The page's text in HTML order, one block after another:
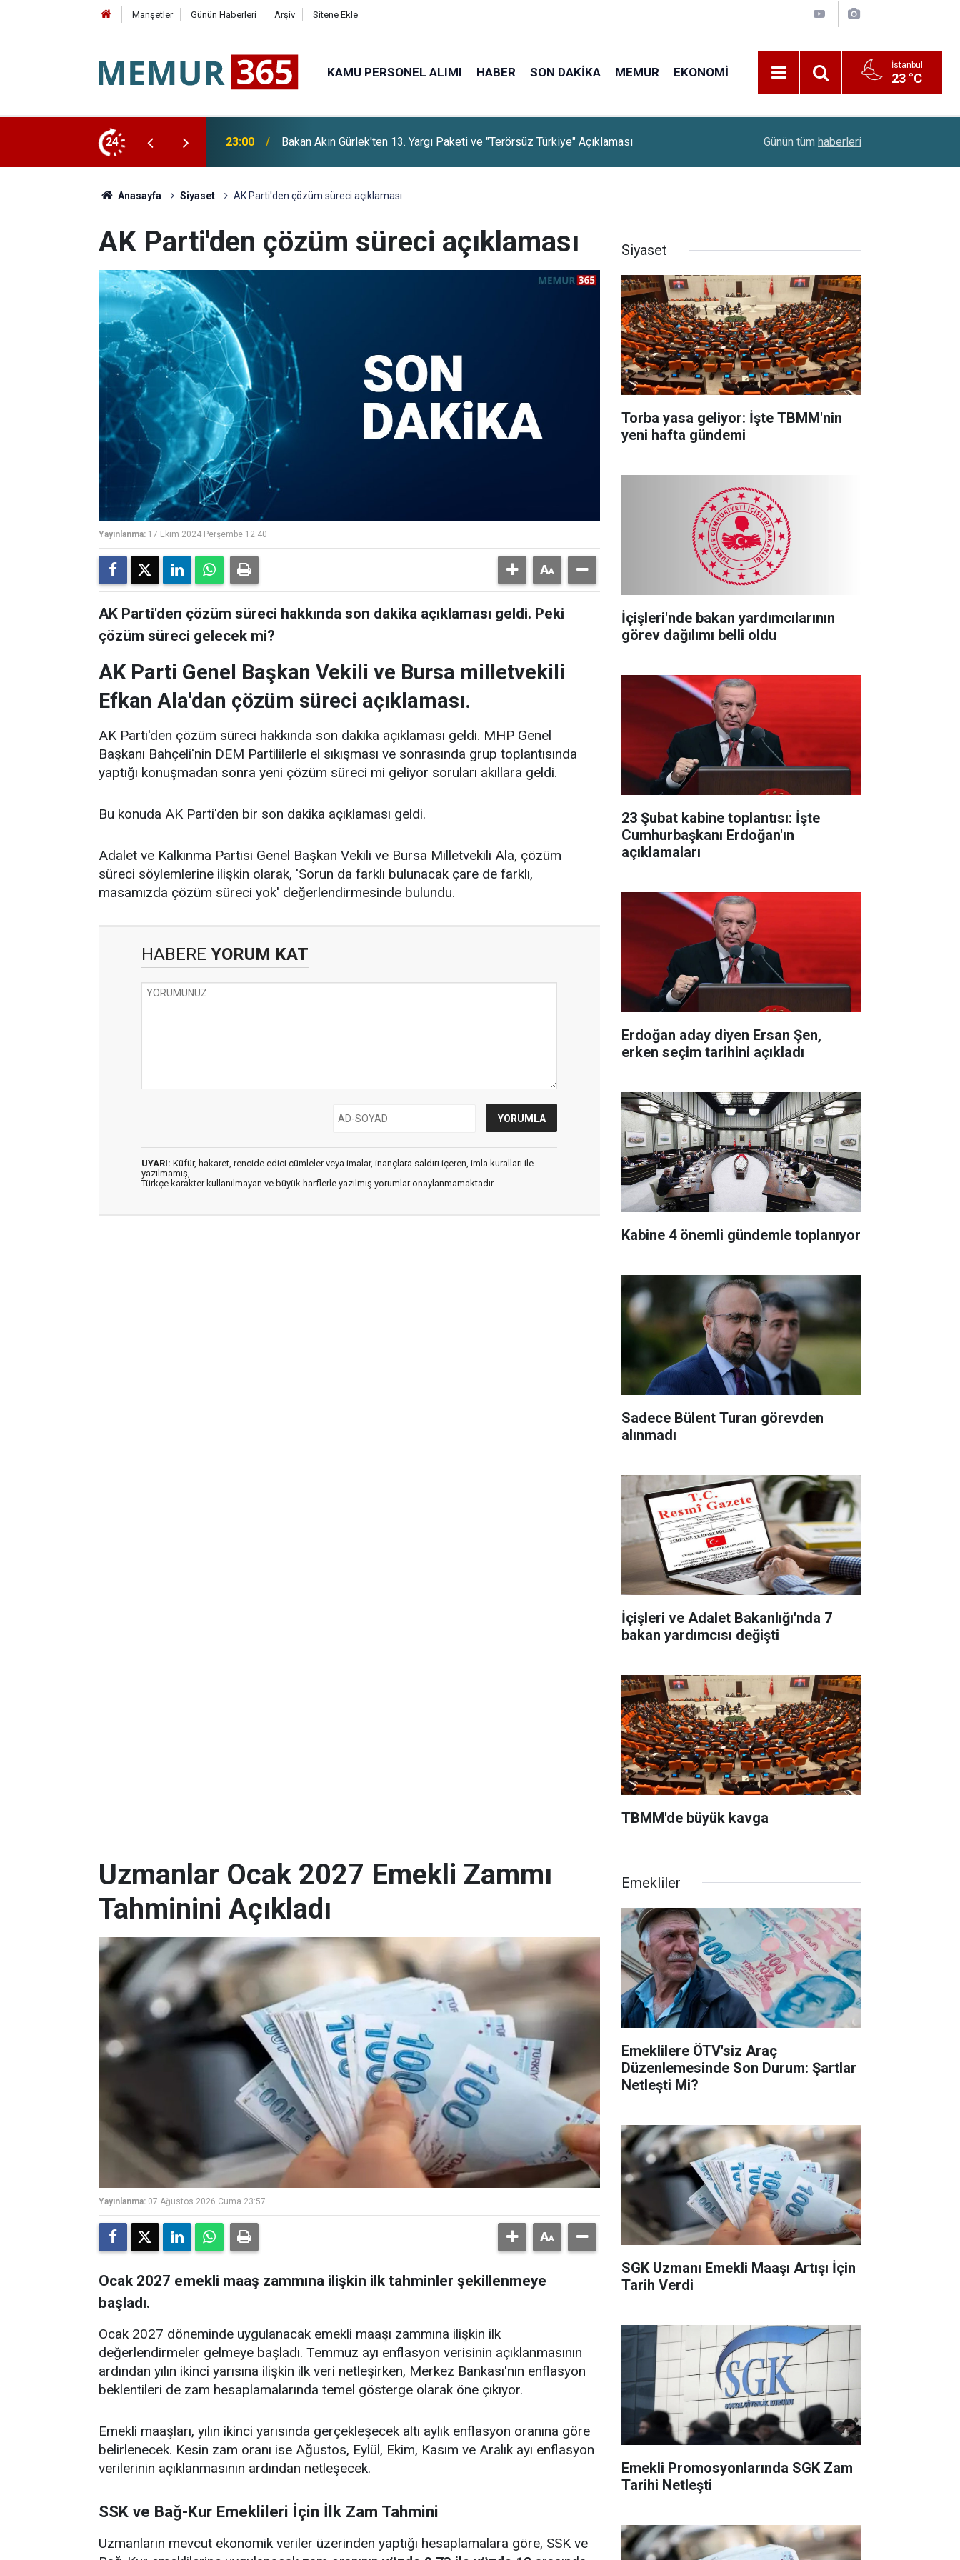
Manşetler Günün Haberleri Arşiv Sitene Ekle
KAMU PERSONEL ALIMI HABER SON DAKIKA MEMUR EKONOMI İstanbul
23 °C
24
ve "Terörsüz Türkiye" Açıklaması 22:36 YENİ Parti, Dayanışma Kampanyasında 9 Günlük Bağış Tutarını Açıkladı Çiftçilere 688,2 Milyon Liralık Destek Ödemesi
Günün tüm haberleri
Anasayfa Siyaset AK Parti'den çözüm süreci açıklaması
AK Parti'den çözüm süreci açıklaması
Yayınlanma: 17 Ekim 2024 Perşembe 12:40
AK Parti'den çözüm süreci hakkında son dakika açıklaması geldi. Peki
çözüm süreci gelecek mi?
AK Parti Genel Başkan Vekili ve Bursa milletvekili
Efkan Ala'dan çözüm süreci açıklaması.
AK Parti'den çözüm süreci hakkında son dakika açıklaması geldi. MHP Genel
Başkanı Bahçeli'nin DEM Partililerle el sıkışması ve sonrasında grup toplantısında
yaptığı konuşmadan sonra yeni çözüm süreci mi geliyor soruları akıllara geldi.
Bu konuda AK Parti'den bir son dakika açıklaması geldi.
Adalet ve Kalkınma Partisi Genel Başkan Vekili ve Bursa Milletvekili Ala, çözüm
süreci söylemlerine ilişkin olarak, 'Sorun da farklı bulunacak çare de farklı,
masamızda çözüm süreci yok' değerlendirmesinde bulundu.
HABERE YORUM KAT
UYARI: Küfür, hakaret, rencide edici cümleler veya imalar, inançlara saldırı içeren, imla kuralları ile
yazılmamış,
Türkçe karakter kullanılmayan ve büyük harflerle yazılmış yorumlar onaylanmamaktadır.
Siyaset
Torba yasa geliyor: İşte TBMM'nin
yeni hafta gündemi
İçişleri'nde bakan yardımcılarının
görev dağılımı belli oldu
23 Şubat kabine toplantısı: İşte
Cumhurbaşkanı Erdoğan'ın
açıklamaları
Erdoğan aday diyen Ersan Şen,
erken seçim tarihini açıkladı
Kabine 4 önemli gündemle toplanıyor
Sadece Bülent Turan görevden
alınmadı
İçişleri ve Adalet Bakanlığı'nda 7
bakan yardımcısı değişti
TBMM'de büyük kavga
Uzmanlar Ocak 2027 Emekli Zammı
Tahminini Açıkladı
Yayınlanma: 07 Ağustos 2026 Cuma 23:57
Ocak 2027 emekli maaş zammına ilişkin ilk tahminler şekillenmeye
başladı.
Ocak 2027 döneminde uygulanacak emekli maaşı zammına ilişkin ilk
değerlendirmeler gelmeye başladı. Temmuz ayı enflasyon verisinin açıklanmasının
ardından yılın ikinci yarısına ilişkin ilk veri netleşirken, Merkez Bankası'nın enflasyon
beklentileri de zam hesaplamalarında temel gösterge olarak öne çıkıyor.
Emekli maaşları, yılın ikinci yarısında gerçekleşecek altı aylık enflasyon oranına göre
belirlenecek. Kesin zam oranı ise Ağustos, Eylül, Ekim, Kasım ve Aralık ayı enflasyon
verilerinin açıklanmasının ardından netleşecek.
SSK ve Bağ-Kur Emeklileri İçin İlk Zam Tahmini
Uzmanların mevcut ekonomik veriler üzerinden yaptığı hesaplamalara göre, SSK ve
Emekliler
Emeklilere ÖTV'siz Araç
Düzenlemesinde Son Durum: Şartlar
Netleşti Mi?
SGK Uzmanı Emekli Maaşı Artışı İçin
Tarih Verdi
Emekli Promosyonlarında SGK Zam
Tarihi Netleşti